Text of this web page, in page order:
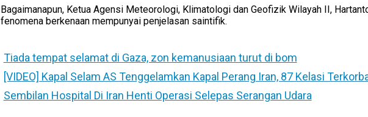
Bagaimanapun, Ketua Agensi Meteorologi, Klimatologi dan Geofizik Wilayah II,
fenomena berkenaan mempunyai penjelasan saintifik.
Tiada tempat selamat di Gaza, zon kemanusiaan turut di bom
[VIDEO] Kapal Selam AS Tenggelamkan Kapal Perang Iran, 87 Kelasi
Sembilan Hospital Di Iran Henti Operasi Selepas Serangan Udara